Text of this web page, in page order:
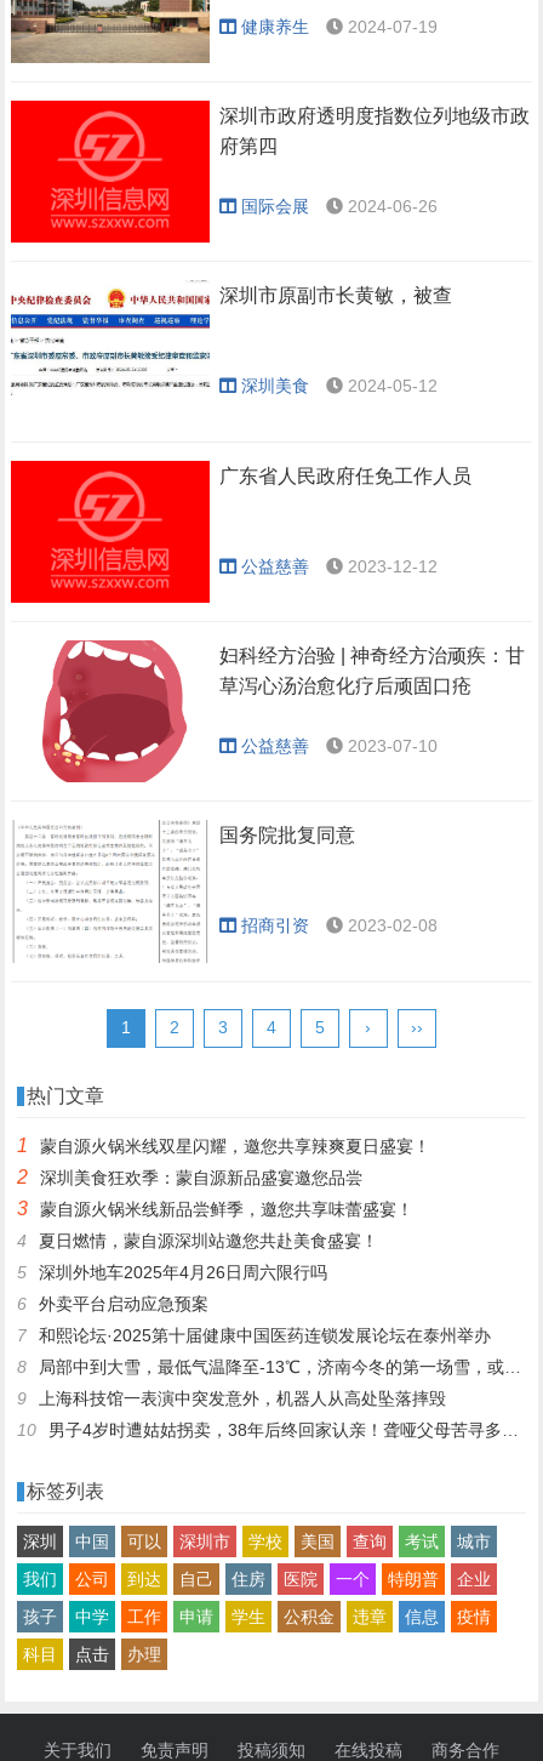
健康养生 2024-07-19
深圳市政府透明度指数位列地级市政
府第四
国际会展 2024-06-26
深圳市原副市长黄敏，被查
深圳美食 2024-05-12
广东省人民政府任免工作人员
公益慈善 2023-12-12
妇科经方治验 | 神奇经方治顽疾：甘
草泻心汤治愈化疗后顽固口疮
公益慈善 2023-07-10
国务院批复同意
招商引资 2023-02-08
1 2 3 4 5 › ››
热门文章
1 蒙自源火锅米线双星闪耀，邀您共享辣爽夏日盛宴！
2 深圳美食狂欢季：蒙自源新品盛宴邀您品尝
3
蒙自源火锅米线新品尝鲜季，邀您共享味蕾盛宴！
4
夏日燃情，蒙自源深圳站邀您共赴美食盛宴！
5
深圳外地车2025年4月26日周六限行吗
6
外卖平台启动应急预案
7
和熙论坛·2025第十届健康中国医药连锁发展论坛在泰州举办
8
局部中到大雪，最低气温降至-13℃，济南今冬的第一场雪，或跟去年同一时间！
9
上海科技馆一表演中突发意外，机器人从高处坠落摔毁
10
男子4岁时遭姑姑拐卖，38年后终回家认亲！聋哑父母苦寻多年，母亲已抱憾离世丨红星寻人
标签列表
深圳 中国 可以 深圳市 学校 美国 查询 考试
城市
我们
公司 到达 自己 住房 医院 一个 特朗普
企业
孩子
中学 工作 申请 学生 公积金 违章 信息
疫情
科目
点击 办理
关于我们 免责声明 投稿须知 在线投稿 商务合作